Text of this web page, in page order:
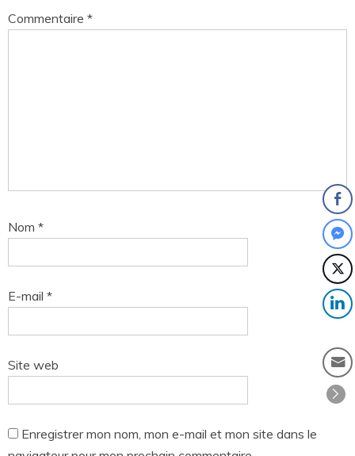
Commentaire *
Nom *
E-mail *
Site web
Enregistrer mon nom, mon e-mail et mon site dans le